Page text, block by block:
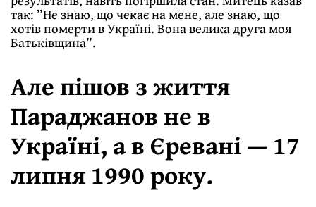
так: ”Не знаю, що чекає на мене, але знаю, що
хотів померти в Україні. Вона велика друга моя
Батьківщина”.
Але пішов з життя
Параджанов не в
Україні, а в Єревані — 17
липня 1990 року.